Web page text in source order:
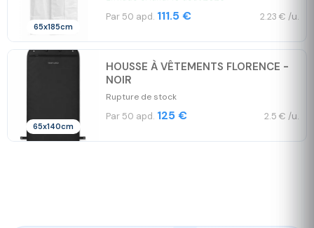
65x185cm
Par 50 apd. 111.5 € 2.23 € /u.
65x140cm
HOUSSE À VÊTEMENTS FLORENCE -
NOIR
Rupture de stock
Par 50 apd. 125 € 2.5 € /u.